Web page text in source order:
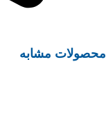
محصولات مشابه